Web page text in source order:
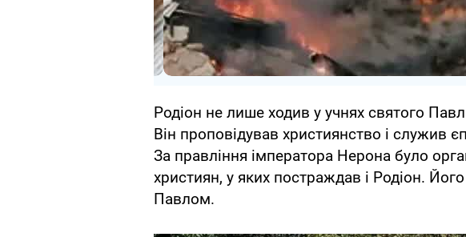
Родіон не лише ходив у учнях святого
Він проповідував християнство і служив
За правління імператора Нерона було
християн, у яких постраждав і Родіон.
Павлом.